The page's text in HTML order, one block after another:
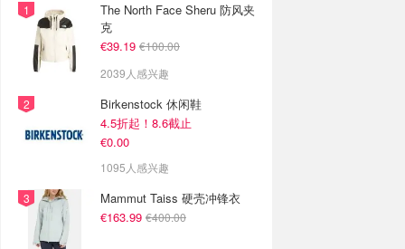
The North Face Sheru 防风夹
克
€39.19 €100.00
2039人感兴趣
Birkenstock 休闲鞋
4.5折起！8.6截止
€0.00
1095人感兴趣
Mammut Taiss 硬壳冲锋衣
€163.99 €400.00